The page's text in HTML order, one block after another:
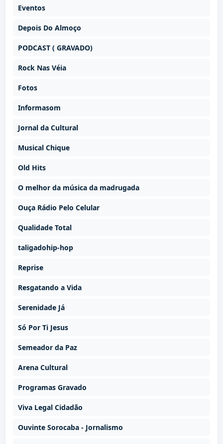
Eventos
Depois Do Almoço
PODCAST ( GRAVADO)
Rock Nas Véia
Fotos
Informasom
Jornal da Cultural
Musical Chique
Old Hits
O melhor da música da madrugada
Ouça Rádio Pelo Celular
Qualidade Total
taligadohip-hop
Reprise
Resgatando a Vida
Serenidade Já
Só Por Ti Jesus
Semeador da Paz
Arena Cultural
Programas Gravado
Viva Legal Cidadão
Ouvinte Sorocaba - Jornalismo